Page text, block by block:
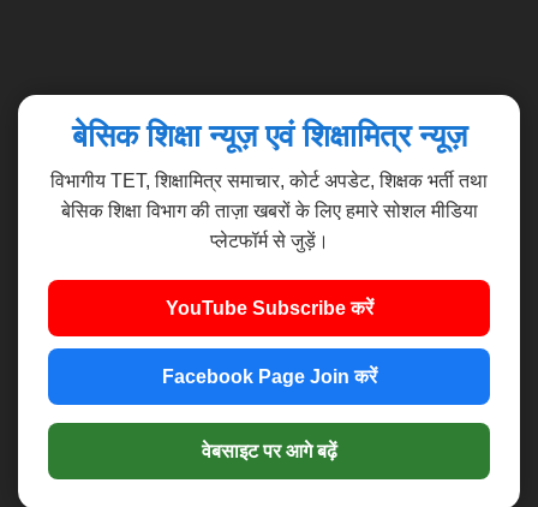
बेसिक शिक्षा न्यूज़ एवं शिक्षामित्र न्यूज़
विभागीय TET, शिक्षामित्र समाचार, कोर्ट अपडेट, शिक्षक भर्ती तथा
बेसिक शिक्षा विभाग की ताज़ा खबरों के लिए हमारे सोशल मीडिया
प्लेटफॉर्म से जुड़ें।
YouTube Subscribe करें
Facebook Page Join करें
वेबसाइट पर आगे बढ़ें